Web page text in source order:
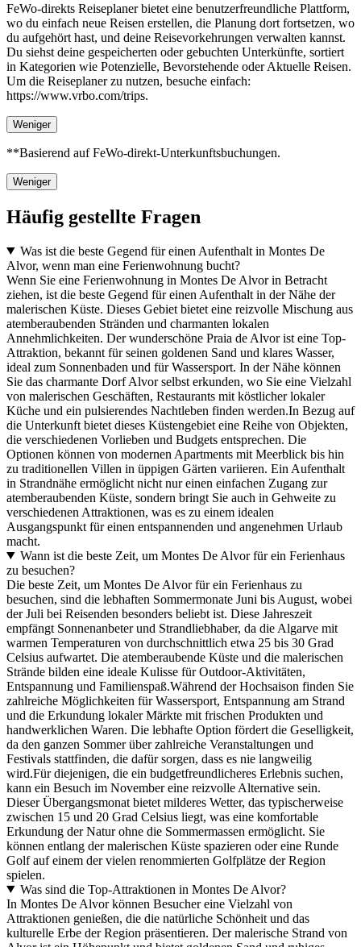
FeWo-direkts Reiseplaner bietet eine benutzerfreundliche Plattform,
wo du einfach neue Reisen erstellen, die Planung dort fortsetzen, wo
du aufgehört hast, und deine Reisevorkehrungen verwalten kannst.
Du siehst deine gespeicherten oder gebuchten Unterkünfte, sortiert
in Kategorien wie Potenzielle, Bevorstehende oder Aktuelle Reisen.
Um die Reiseplaner zu nutzen, besuche einfach:
https://www.vrbo.com/trips.
Weniger
**Basierend auf FeWo-direkt-Unterkunftsbuchungen.
Weniger
Häufig gestellte Fragen
Was ist die beste Gegend für einen Aufenthalt in Montes De
Alvor, wenn man eine Ferienwohnung bucht?
Wenn Sie eine Ferienwohnung in Montes De Alvor in Betracht
ziehen, ist die beste Gegend für einen Aufenthalt in der Nähe der
malerischen Küste. Dieses Gebiet bietet eine reizvolle Mischung aus
atemberaubenden Stränden und charmanten lokalen
Annehmlichkeiten. Der wunderschöne Praia de Alvor ist eine Top-
Attraktion, bekannt für seinen goldenen Sand und klares Wasser,
ideal zum Sonnenbaden und für Wassersport. In der Nähe können
Sie das charmante Dorf Alvor selbst erkunden, wo Sie eine Vielzahl
von malerischen Geschäften, Restaurants mit köstlicher lokaler
Küche und ein pulsierendes Nachtleben finden werden.In Bezug auf
die Unterkunft bietet dieses Küstengebiet eine Reihe von Objekten,
die verschiedenen Vorlieben und Budgets entsprechen. Die
Optionen können von modernen Apartments mit Meerblick bis hin
zu traditionellen Villen in üppigen Gärten variieren. Ein Aufenthalt
in Strandnähe ermöglicht nicht nur einen einfachen Zugang zur
atemberaubenden Küste, sondern bringt Sie auch in Gehweite zu
verschiedenen Attraktionen, was es zu einem idealen
Ausgangspunkt für einen entspannenden und angenehmen Urlaub
macht.
Wann ist die beste Zeit, um Montes De Alvor für ein Ferienhaus
zu besuchen?
Die beste Zeit, um Montes De Alvor für ein Ferienhaus zu
besuchen, sind die lebhaften Sommermonate Juni bis August, wobei
der Juli bei Reisenden besonders beliebt ist. Diese Jahreszeit
empfängt Sonnenanbeter und Strandliebhaber, da die Algarve mit
warmen Temperaturen von durchschnittlich etwa 25 bis 30 Grad
Celsius aufwartet. Die atemberaubende Küste und die malerischen
Strände bilden eine ideale Kulisse für Outdoor-Aktivitäten,
Entspannung und Familienspaß.Während der Hochsaison finden Sie
zahlreiche Möglichkeiten für Wassersport, Entspannung am Strand
und die Erkundung lokaler Märkte mit frischen Produkten und
handwerklichen Waren. Die lebhafte Option fördert die Geselligkeit,
da den ganzen Sommer über zahlreiche Veranstaltungen und
Festivals stattfinden, die dafür sorgen, dass es nie langweilig
wird.Für diejenigen, die ein budgetfreundlicheres Erlebnis suchen,
kann ein Besuch im November eine reizvolle Alternative sein.
Dieser Übergangsmonat bietet milderes Wetter, das typischerweise
zwischen 15 und 20 Grad Celsius liegt, was eine komfortable
Erkundung der Natur ohne die Sommermassen ermöglicht. Sie
können entlang der malerischen Küste spazieren oder eine Runde
Golf auf einem der vielen renommierten Golfplätze der Region
spielen.
Was sind die Top-Attraktionen in Montes De Alvor?
In Montes De Alvor können Besucher eine Vielzahl von
Attraktionen genießen, die die natürliche Schönheit und das
kulturelle Erbe der Region präsentieren. Der malerische Strand von